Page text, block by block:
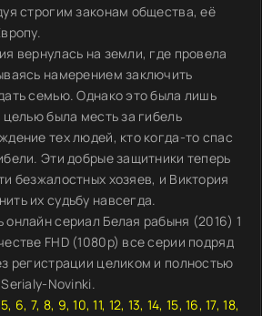
строгим законам общества, её
вернулась на земли, где провела
намерением заключить
семью. Однако это была лишь
была месть за гибель
тех людей, кто когда-то спас
Эти добрые защитники теперь
безжалостных хозяев, и Виктория
их судьбу навсегда.
сериал Белая рабыня (2016) 1
FHD (1080p) все серии подряд
регистрации целиком и полностью
Novinki.
7, 8, 9, 10, 11, 12, 13, 14, 15, 16, 17, 18,